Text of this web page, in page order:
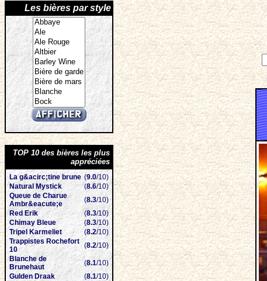
Les bières par style
TOP 10 des bières les plus
appréciées
La g&acirc;tine brune (9.0/10)
Natural Mystick
(8.6/10)
Queue de Charue
Ambr&eacute;e
(8.3/10)
Red Erik
(8.3/10)
Chimay Bleue
(8.3/10)
Tripel Karmeliet
(8.2/10)
Trappistes Rochefort
10
(8.2/10)
Blanche de
Brunehaut
(8.1/10)
Gulden Draak
(8.1/10)